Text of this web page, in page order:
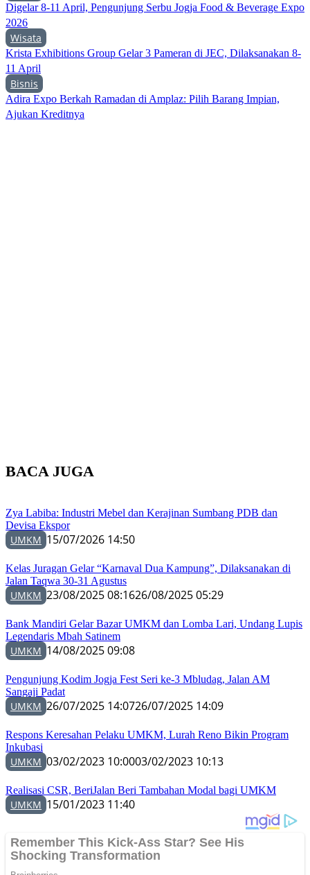
Digelar 8-11 April, Pengunjung Serbu Jogja Food & Beverage Expo
2026
Wisata
Krista Exhibitions Group Gelar 3 Pameran di JEC, Dilaksanakan 8-
11 April
Bisnis
Adira Expo Berkah Ramadan di Amplaz: Pilih Barang Impian,
Ajukan Kreditnya
BACA JUGA
Zya Labiba: Industri Mebel dan Kerajinan Sumbang PDB dan
Devisa Ekspor
UMKM 15/07/2026 14:50
Kelas Juragan Gelar “Karnaval Dua Kampung”, Dilaksanakan di
Jalan Taqwa 30-31 Agustus
UMKM 23/08/2025 08:1626/08/2025 05:29
Bank Mandiri Gelar Bazar UMKM dan Lomba Lari, Undang Lupis
Legendaris Mbah Satinem
UMKM 14/08/2025 09:08
Pengunjung Kodim Jogja Fest Seri ke-3 Mbludag, Jalan AM
Sangaji Padat
UMKM 26/07/2025 14:0726/07/2025 14:09
Respons Keresahan Pelaku UMKM, Lurah Reno Bikin Program
Inkubasi
UMKM 03/02/2023 10:0003/02/2023 10:13
Realisasi CSR, BeriJalan Beri Tambahan Modal bagi UMKM
UMKM 15/01/2023 11:40